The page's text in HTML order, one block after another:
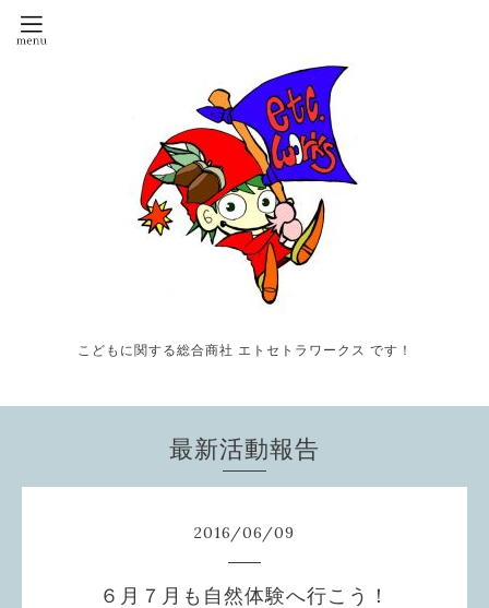
こどもに関する総合商社 エトセトラワークス です！
最新活動報告
2016/06/09
６月７月も自然体験へ行こう！